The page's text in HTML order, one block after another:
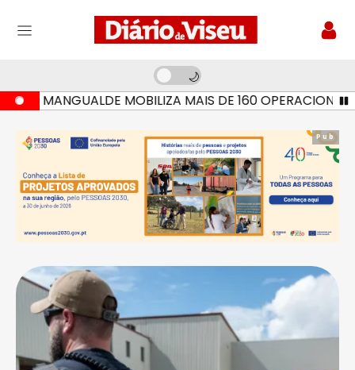
MANGUALDE MOBILIZA MAIS DE 160 OPERACIONAIS E
Pub